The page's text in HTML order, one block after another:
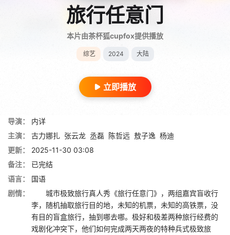
旅行任意门
本片由茶杯狐cupfox提供播放
综艺 2024 大陆
立即播放
导演：
内详
主演：
古力娜扎 张云龙 丞磊 陈哲远 敖子逸 杨迪
更新：
2025-11-30 03:08
备注：
已完结
语言：
国语
剧情：
城市极致旅行真人秀《旅行任意门》，两组嘉宾盲收行
李，随机抽取旅行目的地，未知的机票，未知的高铁票，没
有目的盲盒旅行，抽到哪去哪。极好和极差两种旅行经费的
戏剧化冲突下，他们如何完成两天两夜的特种兵式极致旅